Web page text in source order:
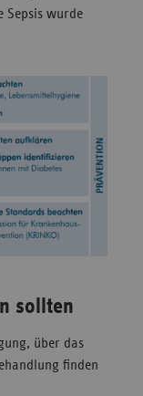
Sepsis wurde
sollten
über das
finden